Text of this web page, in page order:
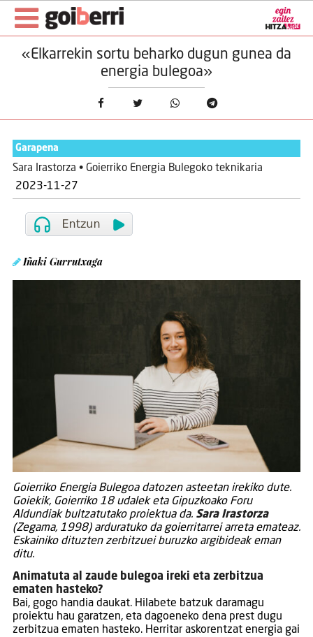
«Elkarrekin sortu beharko dugun gunea da
energia bulegoa»
Garapena
Sara Irastorza • Goierriko Energia Bulegoko teknikaria
2023-11-27
Iñaki Gurrutxaga
Goierriko Energia Bulegoa datozen asteetan irekiko dute.
Goiekik, Goierriko 18 udalek eta Gipuzkoako Foru
Aldundiak bultzatutako proiektua da. Sara Irastorza
(Zegama, 1998) arduratuko da goierritarrei arreta emateaz.
Eskainiko dituzten zerbitzuei buruzko argibideak eman
ditu.
Animatuta al zaude bulegoa ireki eta zerbitzua
ematen hasteko?
Bai, gogo handia daukat. Hilabete batzuk daramagu
proiektu hau garatzen, eta dagoeneko dena prest dugu
zerbitzua ematen hasteko. Herritar askorentzat energia gai